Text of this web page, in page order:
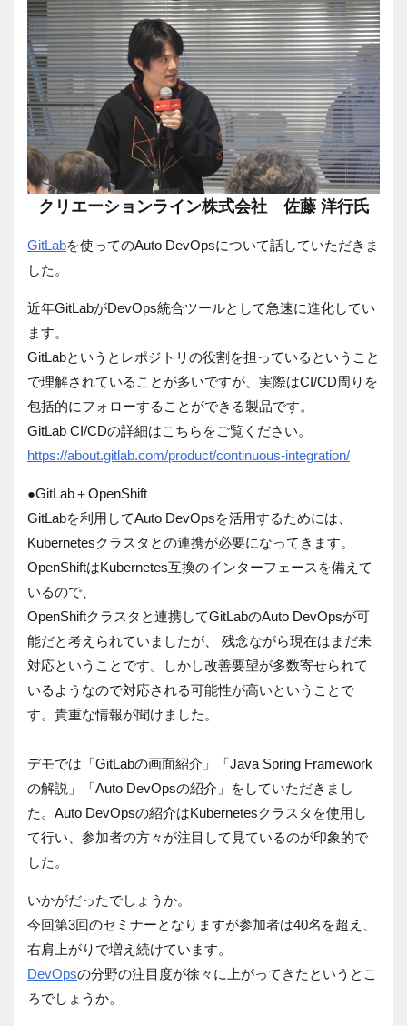
クリエーションライン株式会社 佐藤 洋行氏
GitLabを使ってのAuto DevOpsについて話していただきま
した。
近年GitLabがDevOps統合ツールとして急速に進化してい
ます。
GitLabというとレポジトリの役割を担っているということ
で理解されていることが多いですが、実際はCI/CD周りを
包括的にフォローすることができる製品です。
GitLab CI/CDの詳細はこちらをご覧ください。
https://about.gitlab.com/product/continuous-integration/
●GitLab＋OpenShift
GitLabを利用してAuto DevOpsを活用するためには、
Kubernetesクラスタとの連携が必要になってきます。
OpenShiftはKubernetes互換のインターフェースを備えて
いるので、
OpenShiftクラスタと連携してGitLabのAuto DevOpsが可
能だと考えられていましたが、 残念ながら現在はまだ未
対応ということです。しかし改善要望が多数寄せられて
いるようなので対応される可能性が高いということで
す。貴重な情報が聞けました。
デモでは「GitLabの画面紹介」「Java Spring Framework
の解説」「Auto DevOpsの紹介」をしていただきまし
た。Auto DevOpsの紹介はKubernetesクラスタを使用し
て行い、参加者の方々が注目して見ているのが印象的で
した。
いかがだったでしょうか。
今回第3回のセミナーとなりますが参加者は40名を超え、
右肩上がりで増え続けています。
DevOpsの分野の注目度が徐々に上がってきたというとこ
ろでしょうか。